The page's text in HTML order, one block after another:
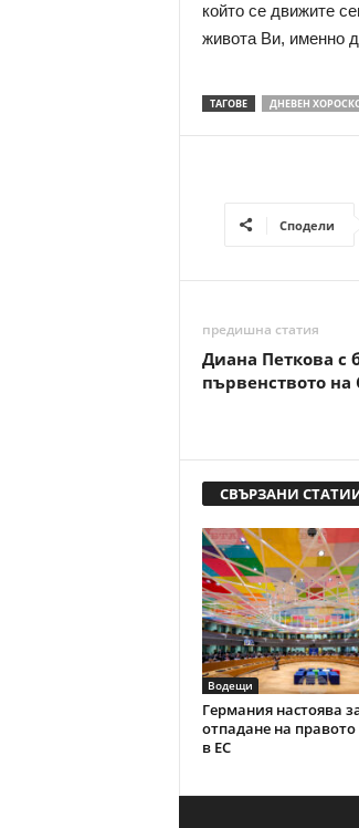
който се движите
живота Ви, именно
ТАГОВЕ ДНЕВЕН
Сподели
предишна статия
Диана Петкова с
първенството
СВЪРЗАНИ
Водещи
Германия настоява
отпадане на правото
в ЕС